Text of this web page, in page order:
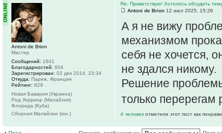
Re: Приветствую! Хотелось обсудить
Antoni de Brion 12 июл 2025, 15:26
А я не вижу
механизмом
себя не хочется,
не здался никому.
Решение
только
4 человек отметили этот пост как
Antoni de Brion
Мастер
Сообщений: 1841
Благодарностей: 604
Зарегистрирован: 02 дек 2014, 23:34
Откуда: Париж, Франция
Рейтинг: 829
Новая Бавария (Украина)
Ред Уорриор (Малайзия)
Флорида (Куба)
Сборная Малайзии (юн.)